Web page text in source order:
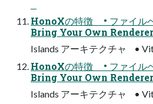
HonoXの特徴 • ファイル
Bring Your Own
Islands アーキテクチャ •
HonoXの特徴 • ファイル
Bring Your Own
Islands アーキテクチャ •